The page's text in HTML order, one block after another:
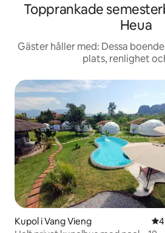
Topprankade
Heua
Gäster håller med: Dessa
plats, renlighet
Kupol i Vang Vieng